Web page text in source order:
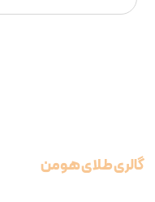
گالری طلای هومن